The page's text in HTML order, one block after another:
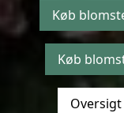
Køb
Køb